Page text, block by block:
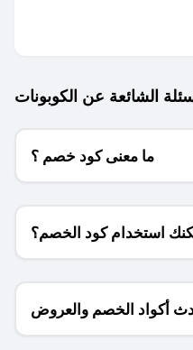
الشائعة عن الكوبونات
ما معنى كود خصم ؟
استخدام كود الخصم؟
أكواد الخصم والعروض
للمتاجر؟